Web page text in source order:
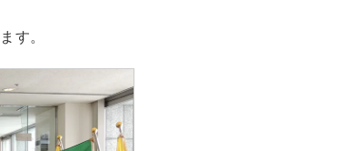
す。